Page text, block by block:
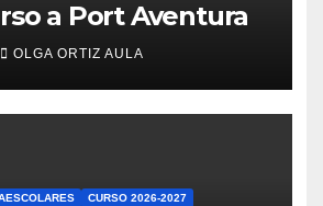
a Port Aventura
OLGA ORTIZ AULA
CURSO 2026-2027